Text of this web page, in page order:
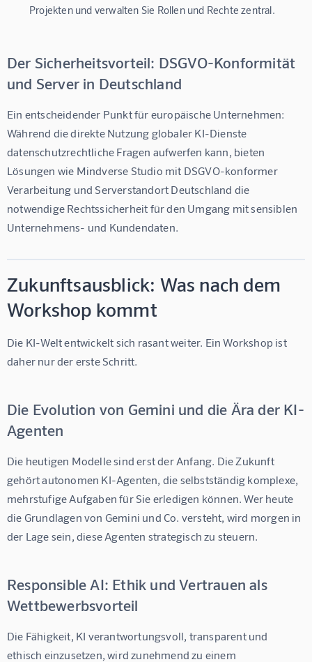
Projekten und verwalten Sie Rollen und Rechte zentral.
Der Sicherheitsvorteil: DSGVO-Konformität
und Server in Deutschland
Ein entscheidender Punkt für europäische Unternehmen:
Während die direkte Nutzung globaler KI-Dienste
datenschutzrechtliche Fragen aufwerfen kann, bieten
Lösungen wie Mindverse Studio mit DSGVO-konformer
Verarbeitung und Serverstandort Deutschland die
notwendige Rechtssicherheit für den Umgang mit sensiblen
Unternehmens- und Kundendaten.
Zukunftsausblick: Was nach dem
Workshop kommt
Die KI-Welt entwickelt sich rasant weiter. Ein Workshop ist
daher nur der erste Schritt.
Die Evolution von Gemini und die Ära der KI-
Agenten
Die heutigen Modelle sind erst der Anfang. Die Zukunft
gehört autonomen KI-Agenten, die selbstständig komplexe,
mehrstufige Aufgaben für Sie erledigen können. Wer heute
die Grundlagen von Gemini und Co. versteht, wird morgen in
der Lage sein, diese Agenten strategisch zu steuern.
Responsible AI: Ethik und Vertrauen als
Wettbewerbsvorteil
Die Fähigkeit, KI verantwortungsvoll, transparent und
ethisch einzusetzen, wird zunehmend zu einem